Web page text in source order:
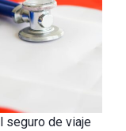
seguro de viaje